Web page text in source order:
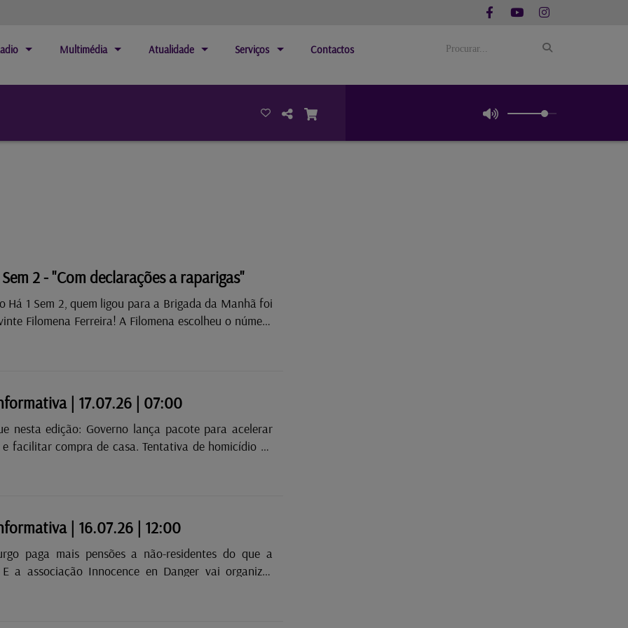
Multimédia Atualidade Serviços Contactos
2 - "Com declarações a raparigas"
Há 1 Sem 2, quem ligou para a Brigada da Manhã foi
Filomena Ferreira! A Filomena escolheu o número
| 17.07.26 | 07:00
lança pacote para acelerar
compra de casa. Tentativa de homicídio de
| 16.07.26 | 12:00
paga mais pensões a não-residentes do que a
E a associação Innocence en Danger vai organizar